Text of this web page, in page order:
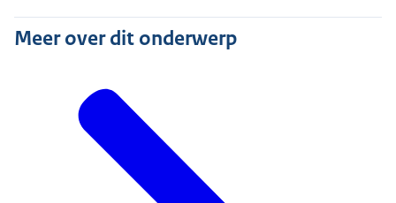
Meer over dit onderwerp